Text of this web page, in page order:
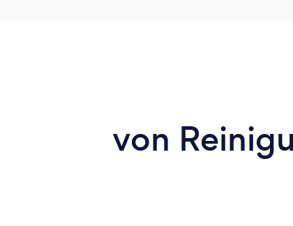
von